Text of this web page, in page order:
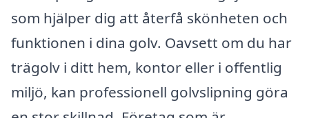
som hjälper dig att återfå skönheten och
funktionen i dina golv. Oavsett om du har
trägolv i ditt hem, kontor eller i offentlig
miljö, kan professionell golvslipning göra